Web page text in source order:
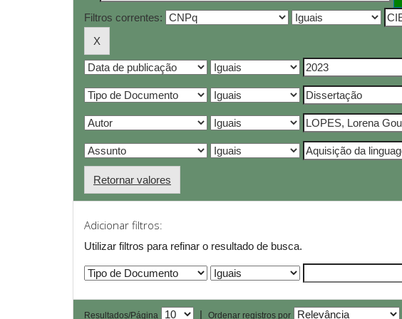
Filtros correntes:
Retornar valores
Adicionar filtros:
Utilizar filtros para refinar o resultado de busca.
Resultados/Página | Ordenar registros por